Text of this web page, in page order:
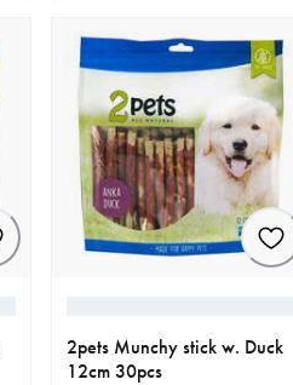
2pets Munchy stick w. Duck
12cm 30pcs